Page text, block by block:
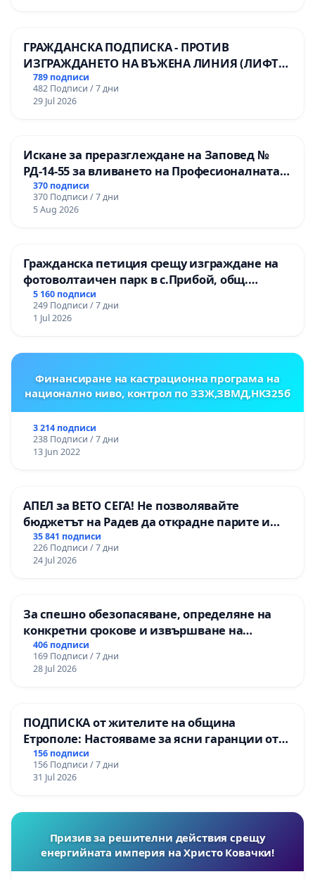
ГРАЖДАНСКА ПОДПИСКА - ПРОТИВ
ИЗГРАЖДАНЕТО НА ВЪЖЕНА ЛИНИЯ (ЛИФТ)
НА ТЕРИТОРИЯТА НА ПРИРОДНА
ЗАБЕЛЕЖИТЕЛНОСТ „ХЪЛМ НА
ОСВОБОДИТЕЛИТЕ“ (БУНАРДЖИК)
789 подписи
482 Подписи / 7 дни
29 Jul 2026
Искане за преразглеждане на Заповед №
РД-14-55 за вливането на Професионалната
гимназия по промишлени технологии в
Професионалната гимназия по икономика и
мениджмънт – гр. Пазарджик
370 подписи
370 Подписи / 7 дни
5 Aug 2026
Гражданска петиция срещу изграждане на
фотоволтаичен парк в с.Прибой, общ.
Радомир
5 160 подписи
249 Подписи / 7 дни
1 Jul 2026
Финансиране на кастрационна програма на
национално ниво, контрол по ЗЗЖ,ЗВМД,НК325б
3 214 подписи
238 Подписи / 7 дни
13 Jun 2022
АПЕЛ за ВЕТО СЕГА! Не позволявайте
бюджетът на Радев да открадне парите и
правата ни в тъмното
35 841 подписи
226 Подписи / 7 дни
24 Jul 2026
За спешно обезопасяване, определяне на
конкретни срокове и извършване на
цялостна рехабилитация на
републиканския път между пътен възел АМ
„Тракия“ - гр. Ихтиман - с. Мирово - к.к.
406 подписи
169 Подписи / 7 дни
28 Jul 2026
ПОДПИСКА от жителите на община
Етрополе: Настояваме за ясни гаранции от
“Елаците-МЕД” АД и от държавата, че ще се
изпълнят всички екологични норми!
156 подписи
156 Подписи / 7 дни
31 Jul 2026
Призив за решителни действия срещу
енергийната империя на Христо Ковачки!